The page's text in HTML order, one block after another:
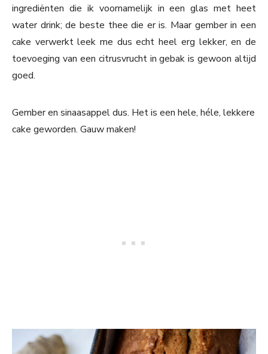
ingrediënten die ik voornamelijk in een glas met heet
water drink; de beste thee die er is. Maar gember in een
cake verwerkt leek me dus echt heel erg lekker, en de
toevoeging van een citrusvrucht in gebak is gewoon altijd
goed.
Gember en sinaasappel dus. Het is een hele, héle, lekkere
cake geworden. Gauw maken!